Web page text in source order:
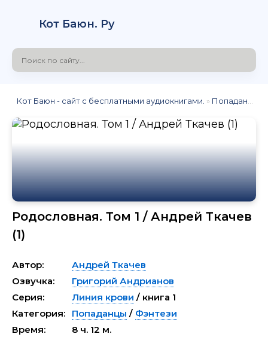
Кот Баюн. Ру
Кот Баюн - сайт с бесплатными аудиокнигами. » Попаданцы
Родословная. Том 1 / Андрей Ткачев
(1)
Автор:
Андрей Ткачев
Озвучка:
Григорий Андрианов
Серия:
Линия крови / книга 1
Категория:
Попаданцы / Фэнтези
Время:
8 ч. 12 м.